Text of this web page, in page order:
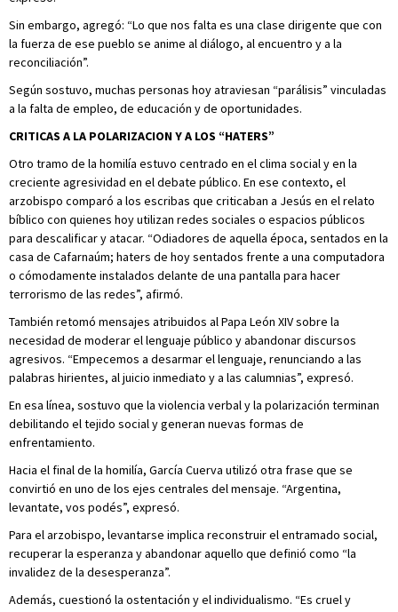
Sin embargo, agregó: “Lo que nos falta es una clase dirigente que con
la fuerza de ese pueblo se anime al diálogo, al encuentro y a la
reconciliación”.
Según sostuvo, muchas personas hoy atraviesan “parálisis” vinculadas
a la falta de empleo, de educación y de oportunidades.
CRITICAS A LA POLARIZACION Y A LOS “HATERS”
Otro tramo de la homilía estuvo centrado en el clima social y en la
creciente agresividad en el debate público. En ese contexto, el
arzobispo comparó a los escribas que criticaban a Jesús en el relato
bíblico con quienes hoy utilizan redes sociales o espacios públicos
para descalificar y atacar. “Odiadores de aquella época, sentados en la
casa de Cafarnaúm; haters de hoy sentados frente a una computadora
o cómodamente instalados delante de una pantalla para hacer
terrorismo de las redes”, afirmó.
También retomó mensajes atribuidos al Papa León XIV sobre la
necesidad de moderar el lenguaje público y abandonar discursos
agresivos. “Empecemos a desarmar el lenguaje, renunciando a las
palabras hirientes, al juicio inmediato y a las calumnias”, expresó.
En esa línea, sostuvo que la violencia verbal y la polarización terminan
debilitando el tejido social y generan nuevas formas de
enfrentamiento.
Hacia el final de la homilía, García Cuerva utilizó otra frase que se
convirtió en uno de los ejes centrales del mensaje. “Argentina,
levantate, vos podés”, expresó.
Para el arzobispo, levantarse implica reconstruir el entramado social,
recuperar la esperanza y abandonar aquello que definió como “la
invalidez de la desesperanza”.
Además, cuestionó la ostentación y el individualismo. “Es cruel y